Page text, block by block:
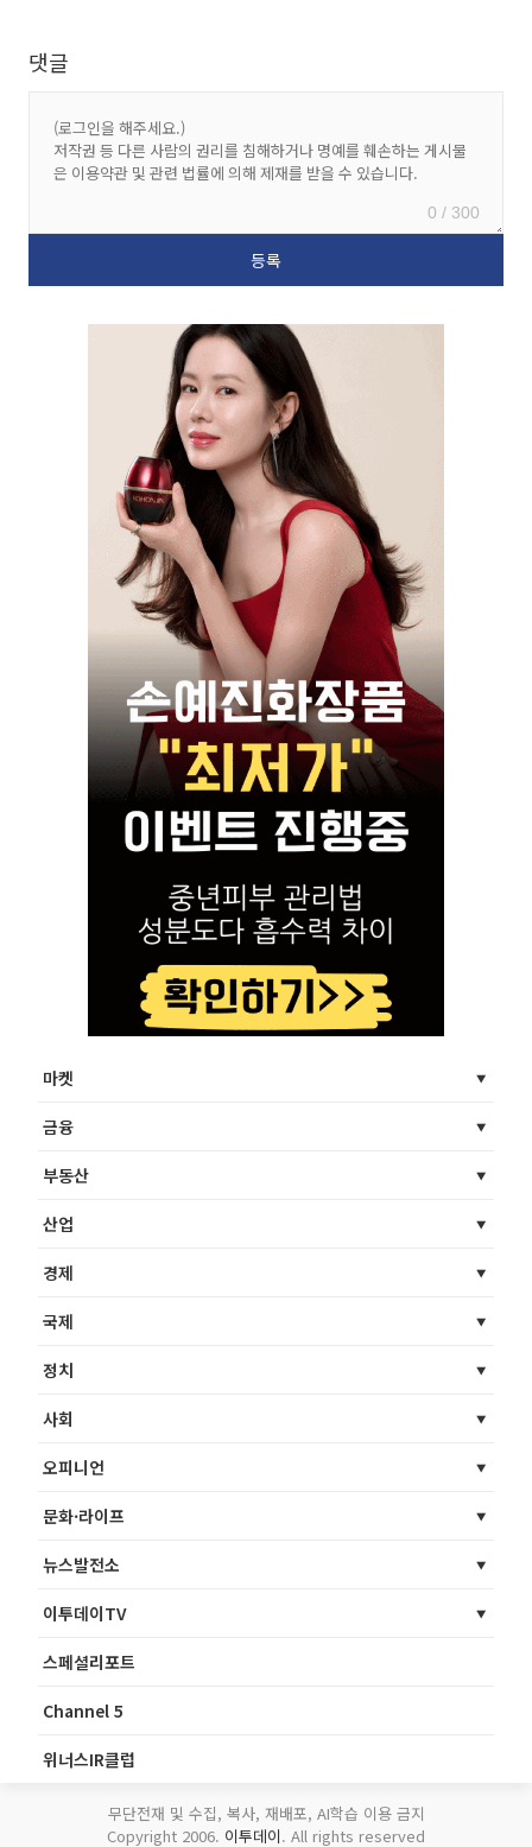
댓글
0 / 300
마켓
금융
부동산
산업
경제
국제
정치
사회
오피니언
문화·라이프
뉴스발전소
이투데이TV
스페셜리포트
Channel 5
위너스IR클럽
무단전재 및 수집, 복사, 재배포, AI학습 이용 금지
Copyright 2006. 이투데이. All rights reserved